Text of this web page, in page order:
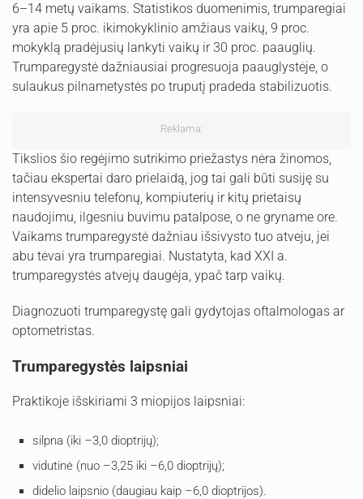
6–14 metų vaikams. Statistikos duomenimis, trumparegiai
yra apie 5 proc. ikimokyklinio amžiaus vaikų, 9 proc.
mokyklą pradėjusių lankyti vaikų ir 30 proc. paauglių.
Trumparegystė dažniausiai progresuoja paauglystėje, o
sulaukus pilnametystės po truputį pradeda stabilizuotis.
Reklama:
Tikslios šio regėjimo sutrikimo priežastys nėra žinomos,
tačiau ekspertai daro prielaidą, jog tai gali būti susiję su
intensyvesniu telefonų, kompiuterių ir kitų prietaisų
naudojimu, ilgesniu buvimu patalpose, o ne gryname ore.
Vaikams trumparegystė dažniau išsivysto tuo atveju, jei
abu tėvai yra trumparegiai. Nustatyta, kad XXI a.
trumparegystės atvejų daugėja, ypač tarp vaikų.
Diagnozuoti trumparegystę gali gydytojas oftalmologas ar
optometristas.
Trumparegystės laipsniai
Praktikoje išskiriami 3 miopijos laipsniai:
silpna (iki –3,0 dioptrijų);
vidutinė (nuo –3,25 iki –6,0 dioptrijų);
didelio laipsnio (daugiau kaip –6,0 dioptrijos).